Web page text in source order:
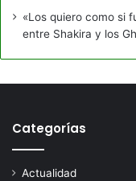
«Los quiero como si
entre Shakira y los
Categorías
Actualidad